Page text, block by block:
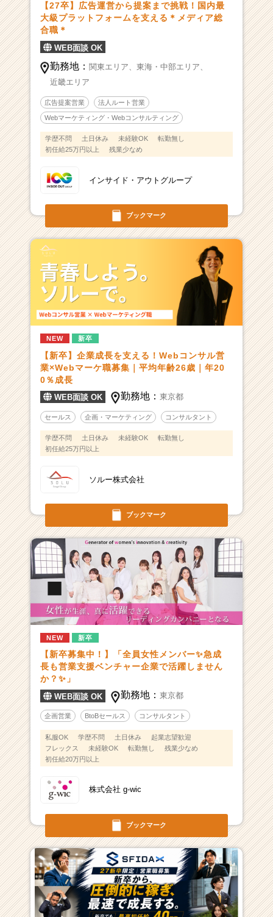
ブックマーク
【27卒】広告運営から提案まで挑戦！国内最
大級プラットフォームを支える＊メディア総
合職＊
WEB面談 OK
勤務地： 関東エリア、 東海・中部エリア、
近畿エリア
広告提案営業 法人ルート営業
Webマーケティング・Webコンサルティング
学歴不問 土日休み 未経験OK
転勤無し
初任給25万円以上
残業少なめ
インサイド・アウトグループ
ブックマーク
NEW 新卒
【新卒】企業成長を支える！Webコンサル営
業×Webマーケ職募集｜平均年齢26歳｜年20
0％成長
WEB面談 OK 勤務地：東京都
セールス 企画・マーケティング コンサルタント
学歴不問 土日休み 未経験OK
転勤無し
初任給25万円以上
ソルー株式会社
ブックマーク
NEW 新卒
【新卒募集中！】「全員女性メンバー✨急成
長も営業支援ベンチャー企業で活躍しません
か？✨」
WEB面談 OK 勤務地：東京都
企画営業 BtoBセールス コンサルタント
私服OK 学歴不問 土日休み
起業志望歓迎
フレックス
未経験OK 転勤無し
残業少なめ
初任給20万円以上
株式会社 g-wic